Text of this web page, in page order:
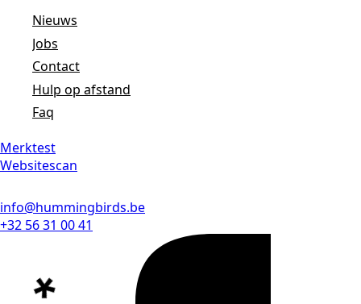
Nieuws
Jobs
Contact
Hulp op afstand
Faq
Merktest
Websitescan
info@hummingbirds.be
+32 56 31 00 41